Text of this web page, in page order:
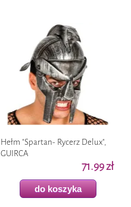
Hełm "Spartan- Rycerz Delux",
GUIRCA
71.99 zł
do koszyka